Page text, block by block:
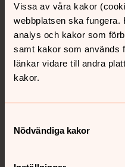
Vissa av våra kakor
webbplatsen ska
analys och kakor som
samt kakor som används
länkar vidare till andra
kakor.
Nödvändiga kakor
Kontakt
Hitta snabbt